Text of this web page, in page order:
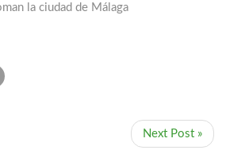
la ciudad de Málaga
Next Post »